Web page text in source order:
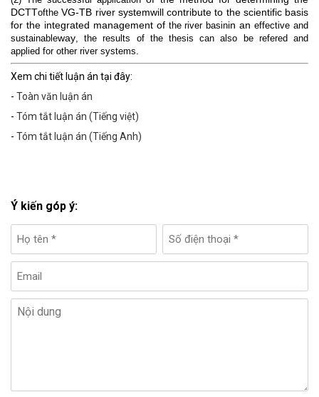
DCTToftheVG-TB river systemwill contribute to the scientific basis
for the integrated management of the river basinin aneffective and
sustainableway , the results of the thesis can also be refered and
applied for other river systems.
Xem chi tiết luận án tại đây:
- Toàn văn luận án
- Tóm tắt luận án (Tiếng việt)
- Tóm tắt luận án (Tiếng Anh)
Ý kiến góp ý: